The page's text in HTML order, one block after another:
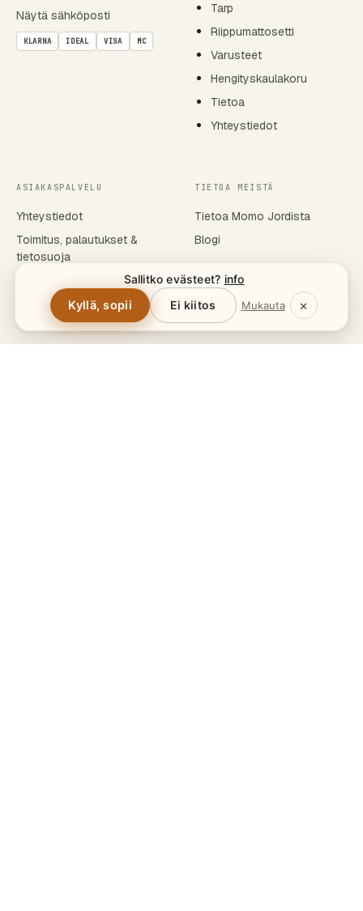
Näytä sähköposti
KLARNA IDEAL VISA MC
Tarp
Riippumattosetti
Varusteet
Hengityskaulakoru
Tietoa
Yhteystiedot
ASIAKASPALVELU
Yhteystiedot
Toimitus, palautukset &
tietosuoja
Tuotetiedot
TIETOA MEISTÄ
Tietoa Momo Jordista
Blogi
Sallitko evästeet? info
Kyllä, sopii Ei kiitos Mukauta ×